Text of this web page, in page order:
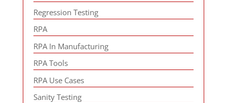
Regression Testing
RPA
RPA In Manufacturing
RPA Tools
RPA Use Cases
Sanity Testing